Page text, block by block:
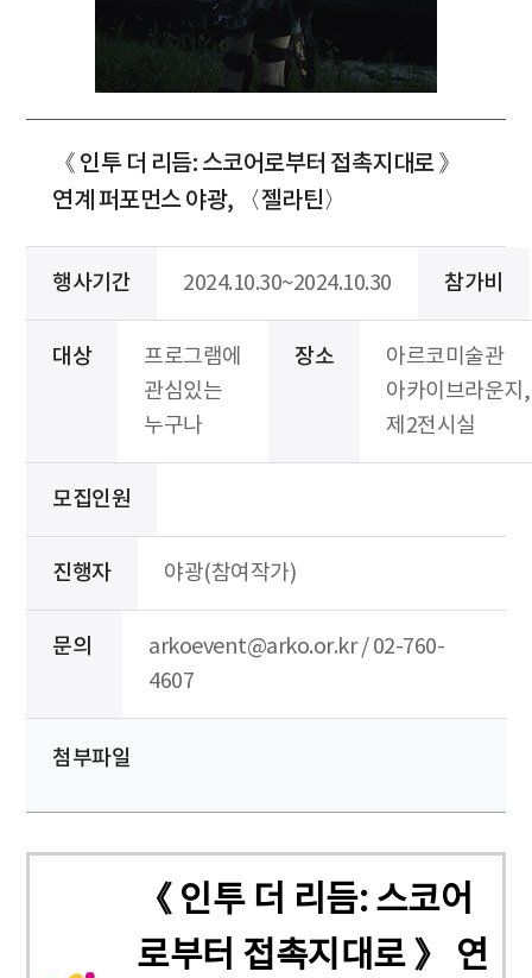
《 인투 더 리듬: 스코어로부터 접촉지대로 》
연계 퍼포먼스 야광, 〈젤라틴〉
행사기간 2024.10.30~2024.10.30 참가비
대상
프로그램에
관심있는
누구나
장소
아르코미술관
아카이브라운지,
제2전시실
모집인원
진행자 야광(참여작가)
문의
arkoevent@arko.or.kr / 02-760-
4607
첨부파일
《 인투 더 리듬: 스코어
로부터 접촉지대로 》 연